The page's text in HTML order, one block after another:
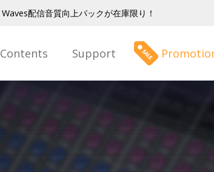
Waves配信音質向上パックが在庫限り！
Contents Support